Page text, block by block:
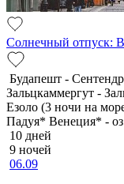
Солнечный отпуск:
Будапешт -
Зальцкаммергут -
Езоло (3 ночи на
Падуя* Венеция* -
10 дней
9 ночей
06.09